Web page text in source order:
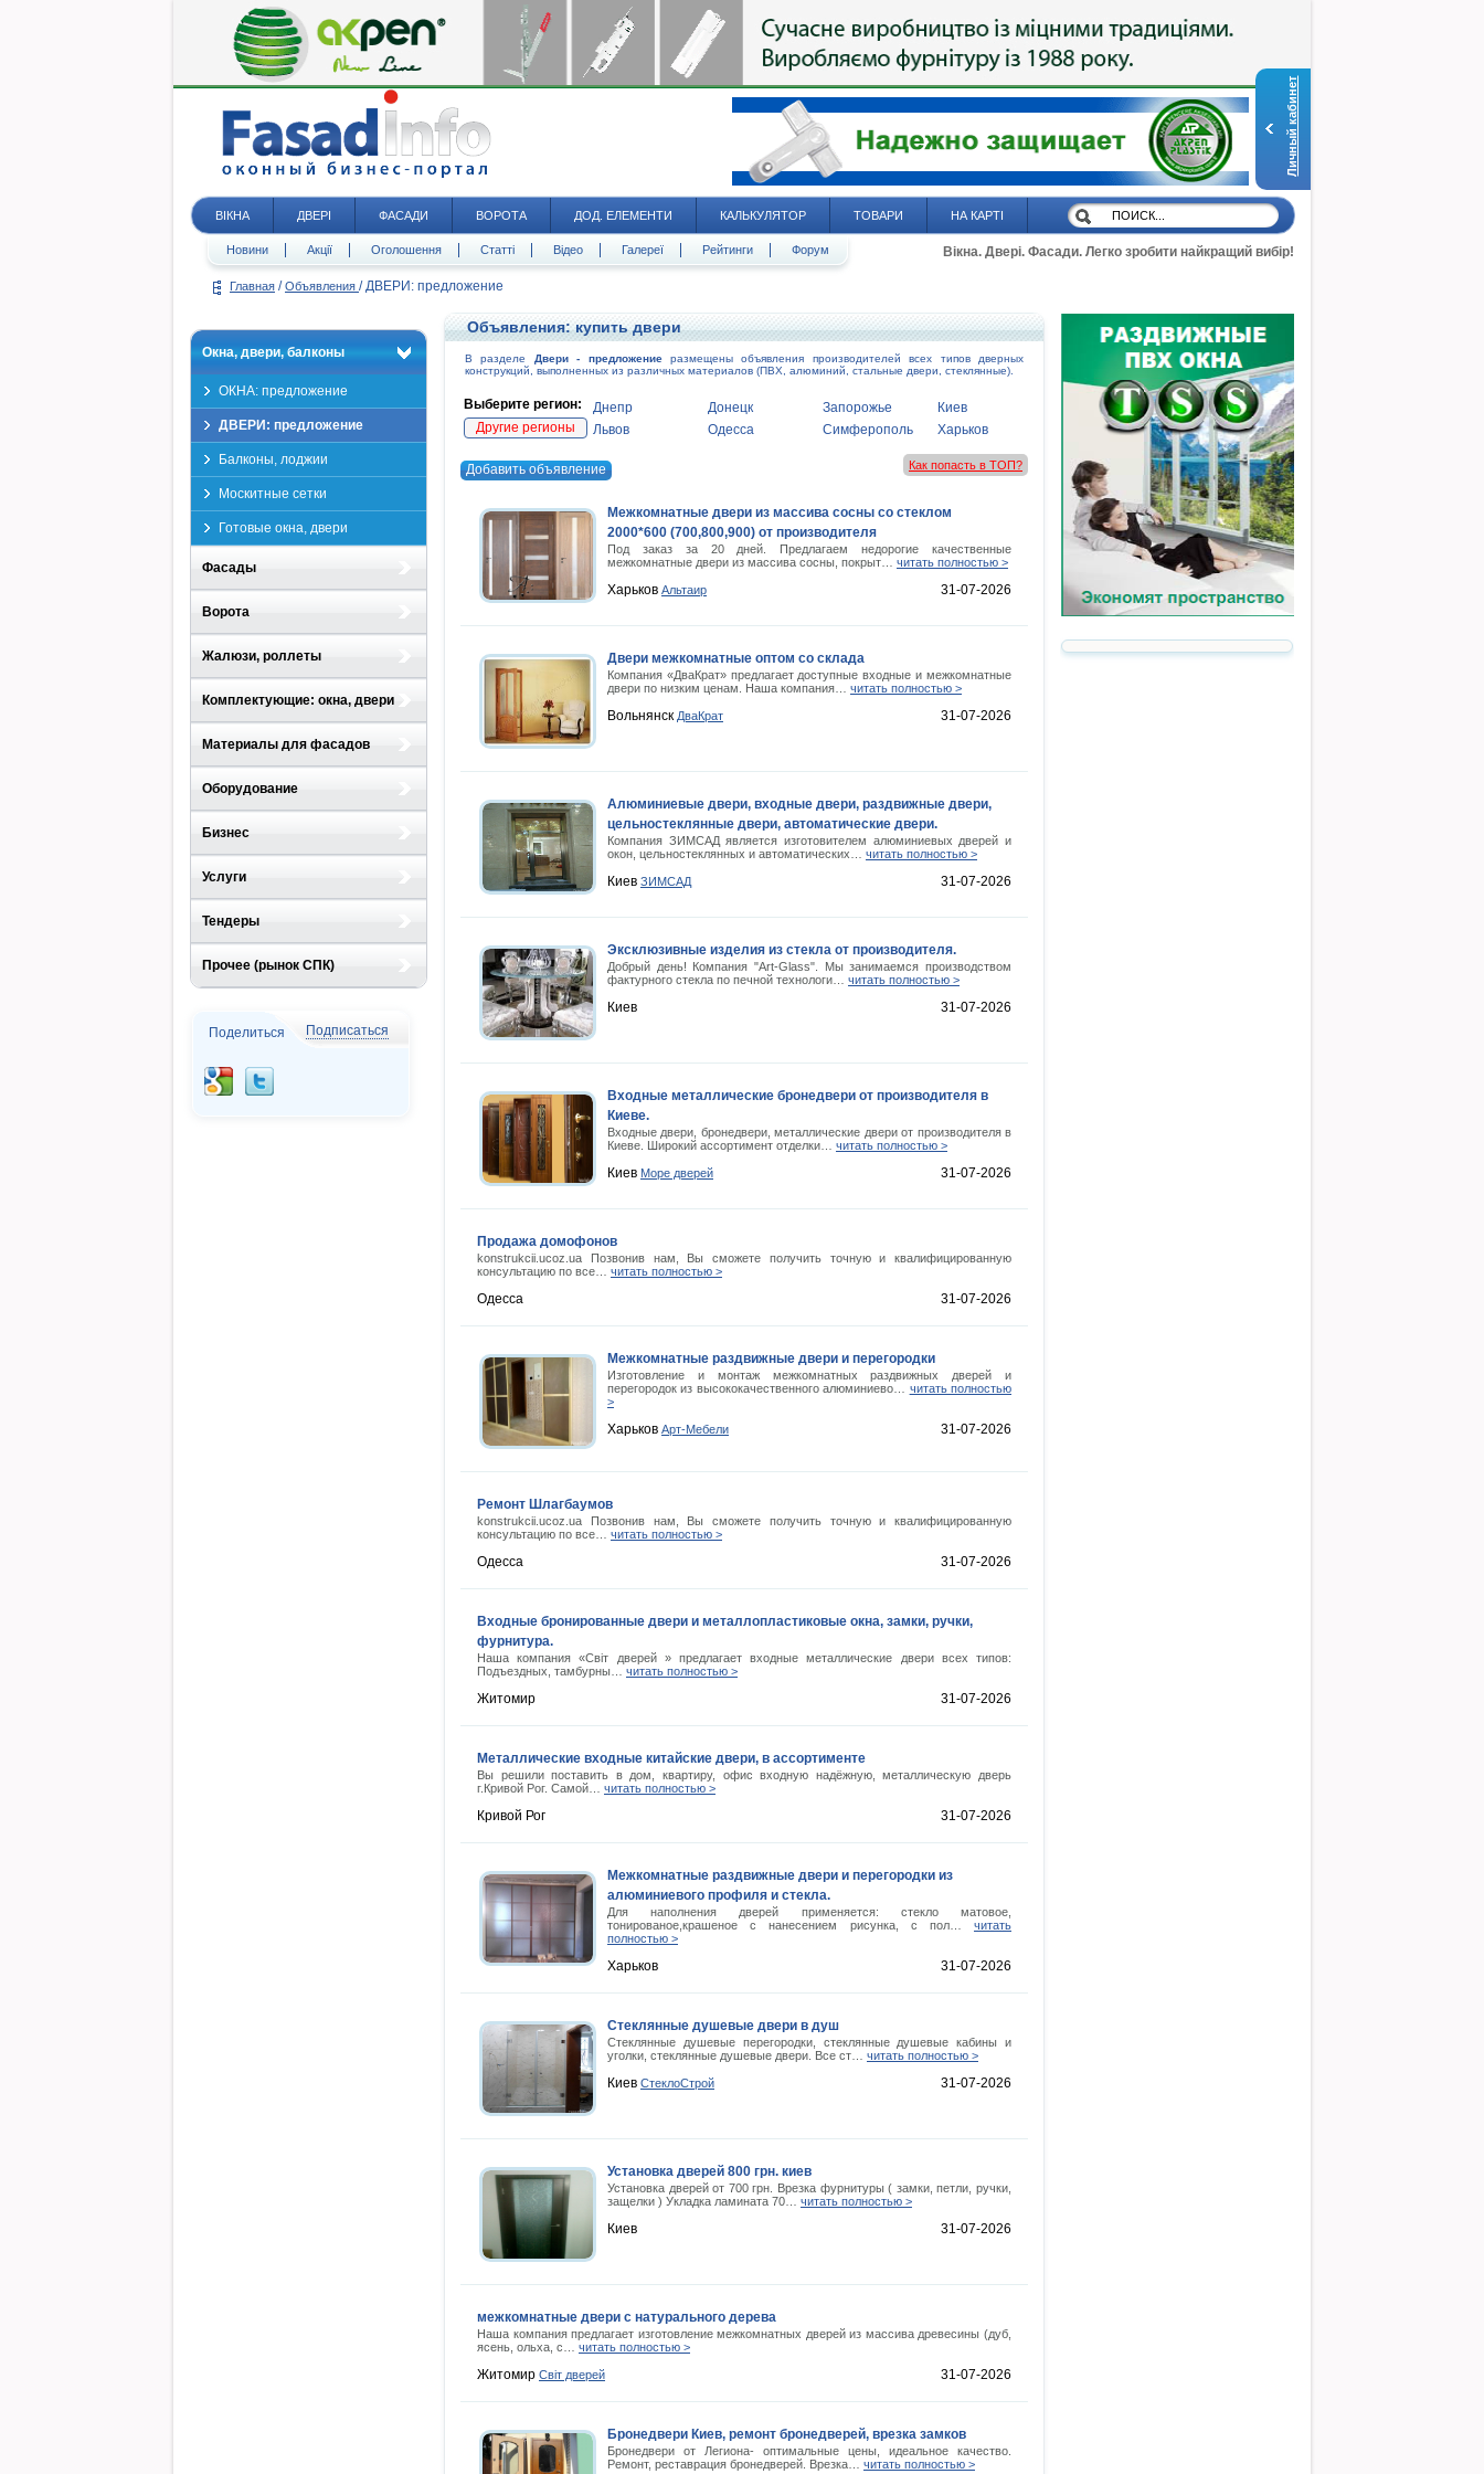
Личный кабинет
ВІКНА ДВЕРІ ФАСАДИ ВОРОТА ДОД. ЕЛЕМЕНТИ КАЛЬКУЛЯТОР ТОВАРИ НА КАРТІ
Новини Акції Оголошення Статті Відео Галереї Рейтинги Форум Вікна. Двері. Фасади. Легко зробити найкращий вибір!
Главная / Объявления / ДВЕРИ: предложение
Окна, двери, балконы
ОКНА: предложение
ДВЕРИ: предложение
Балконы, лоджии
Москитные сетки
Готовые окна, двери
Фасады
Ворота
Жалюзи, роллеты
Комплектующие: окна, двери
Материалы для фасадов
Оборудование
Бизнес
Услуги
Тендеры
Прочее (рынок СПК)
Поделиться Подписаться
Объявления: купить двери
В разделе Двери - предложениеразмещены объявления производителей всех типов дверных
конструкций, выполненных из различных материалов (ПВХ, алюминий, стальные двери, стеклянные).
Выберите регион:
Другие регионы
Днепр Донецк Запорожье
Киев
Львов
Одесса Симферополь Харьков
Добавить объявление Как попасть в ТОП?
Межкомнатные двери из массива сосны со стеклом
2000*600 (700,800,900) от производителя
Под заказ за 20 дней. Предлагаем недорогие качественные
межкомнатные двери из массива сосны, покрыт… читать полностью >
Харьков Альтаир 31-07-2026
Двери межкомнатные оптом со склада
Компания «ДваКрат» предлагает доступные входные и межкомнатные
двери по низким ценам. Наша компания… читать полностью >
Вольнянск ДваКрат 31-07-2026
Алюминиевые двери, входные двери, раздвижные двери,
цельностеклянные двери, автоматические двери.
Компания ЗИМСАД является изготовителем алюминиевых дверей и
окон, цельностеклянных и автоматических… читать полностью >
Киев ЗИМСАД 31-07-2026
Эксклюзивные изделия из стекла от производителя.
Добрый день! Компания "Art-Glass". Мы занимаемся производством
фактурного стекла по печной технологи… читать полностью >
Киев 31-07-2026
Входные металлические бронедвери от производителя в
Киеве.
Входные двери, бронедвери, металлические двери от производителя в
Киеве. Широкий ассортимент отделки… читать полностью >
Киев Море дверей 31-07-2026
Продажа домофонов
konstrukcii.ucoz.ua Позвонив нам, Вы сможете получить точную и квалифицированную
консультацию по все… читать полностью >
Одесса 31-07-2026
Межкомнатные раздвижные двери и перегородки
Изготовление и монтаж межкомнатных раздвижных дверей и
перегородок из высококачественного алюминиево… читать полностью
>
Харьков Арт-Мебели 31-07-2026
Ремонт Шлагбаумов
konstrukcii.ucoz.ua Позвонив нам, Вы сможете получить точную и квалифицированную
консультацию по все… читать полностью >
Одесса 31-07-2026
Входные бронированные двери и металлопластиковые окна, замки, ручки,
фурнитура.
Наша компания «Світ дверей » предлагает входные металлические двери всех типов:
Подъездных, тамбурны… читать полностью >
Житомир 31-07-2026
Металлические входные китайские двери, в ассортименте
Вы решили поставить в дом, квартиру, офис входную надёжную, металлическую дверь
г.Кривой Рог. Самой… читать полностью >
Кривой Рог 31-07-2026
Межкомнатные раздвижные двери и перегородки из
алюминиевого профиля и стекла.
Для наполнения дверей применяется: стекло матовое,
тонированое,крашеное с нанесением рисунка, с пол… читать
полностью >
Харьков 31-07-2026
Стеклянные душевые двери в душ
Стеклянные душевые перегородки, стеклянные душевые кабины и
уголки, стеклянные душевые двери. Все ст… читать полностью >
Киев СтеклоСтрой 31-07-2026
Установка дверей 800 грн. киев
Установка дверей от 700 грн. Врезка фурнитуры ( замки, петли, ручки,
защелки ) Укладка ламината 70… читать полностью >
Киев 31-07-2026
межкомнатные двери с натурального дерева
Наша компания предлагает изготовление межкомнатных дверей из массива древесины (дуб,
ясень, ольха, с… читать полностью >
Житомир Cвіт дверей 31-07-2026
Бронедвери Киев, ремонт бронедверей, врезка замков
Бронедвери от Легиона- оптимальные цены, идеальное качество.
Ремонт, реставрация бронедверей. Врезка… читать полностью >